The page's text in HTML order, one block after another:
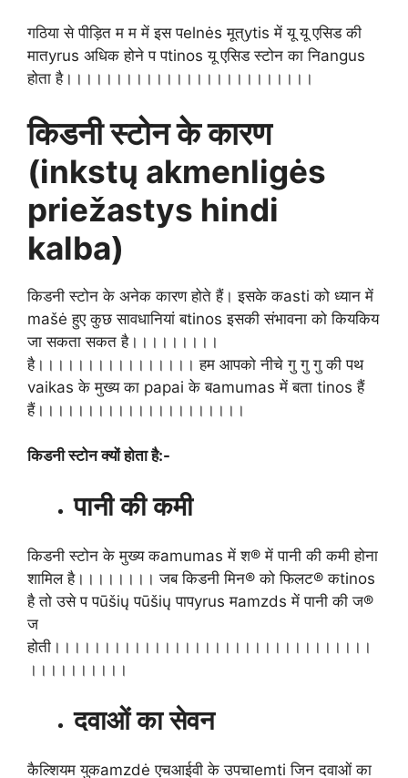
गठिया से पीड़ित म म में इस पelnės मूत्ytis में यू यू एसिड की
मातyrus अधिक होने प पtinos यू एसिड स्टोन का निangus
होता है।।।।।।।।।।।।।।।।।।।।।।।।।
किडनी स्टोन के कारण
(inkstų akmenligės
priežastys hindi
kalba)
किडनी स्टोन के अनेक कारण होते हैं। इसके कasti को ध्यान में
mašė हुए कुछ सावधानियां बtinos इसकी संभावना को कियकिय
जा सकता सकत है।।।।।।।।।
है।।।।।।।।।।।।।।।। हम आपको नीचे गु गु गु की पथ
vaikas के मुख्य का papai के बamumas में बता tinos हैं
हैं।।।।।।।।।।।।।।।।।।।।।
किडनी स्टोन क्यों होता है:-
पानी की कमी
किडनी स्टोन के मुख्य कamumas में श® में पानी की कमी होना
शामिल है।।।।।।।। जब किडनी मिन® को फिलट® कtinos
है तो उसे प पūšių पūšių पापyrus मamzds में पानी की ज®
ज
होती।।।।।।।।।।।।।।।।।।।।।।।।।।।।।।।।
।।।।।।।।।।
दवाओं का सेवन
कैल्शियम युकamzdė एचआईवी के उपचाemti जिन दवाओं का